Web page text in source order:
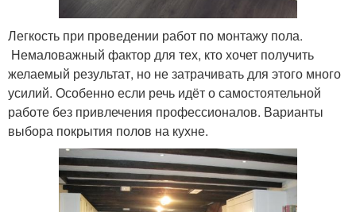
Легкость при проведении работ по монтажу пола.
Немаловажный фактор для тех, кто хочет получить
желаемый результат, но не затрачивать для этого много
усилий. Особенно если речь идёт о самостоятельной
работе без привлечения профессионалов. Варианты
выбора покрытия полов на кухне.